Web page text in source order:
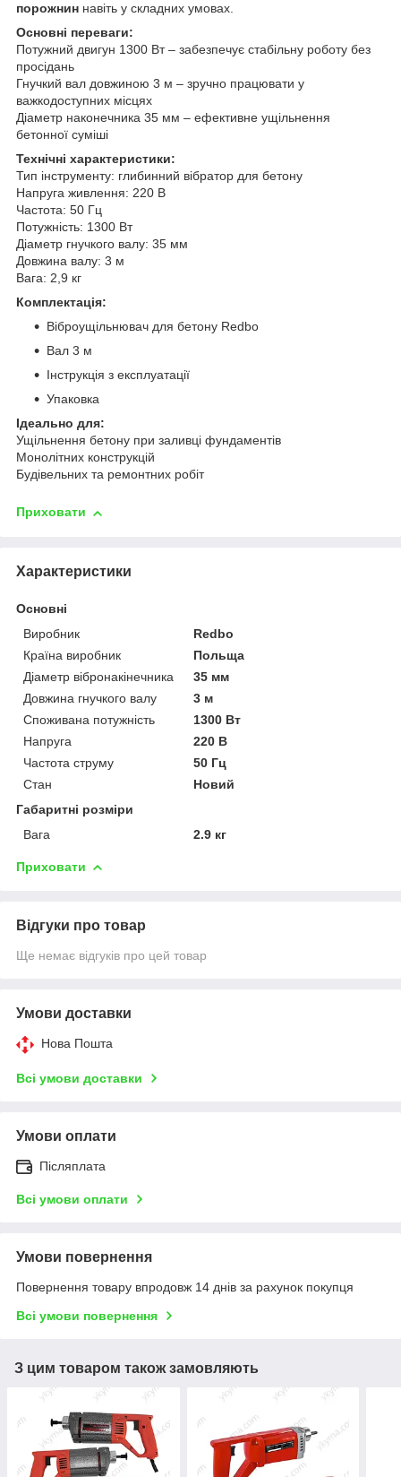
порожнин навіть у складних умовах.
Основні переваги:
Потужний двигун 1300 Вт – забезпечує стабільну роботу без
просідань
Гнучкий вал довжиною 3 м – зручно працювати у
важкодоступних місцях
Діаметр наконечника 35 мм – ефективне ущільнення
бетонної суміші
Технічні характеристики:
Тип інструменту: глибинний вібратор для бетону
Напруга живлення: 220 В
Частота: 50 Гц
Потужність: 1300 Вт
Діаметр гнучкого валу: 35 мм
Довжина валу: 3 м
Вага: 2,9 кг
Комплектація:
Віброущільнювач для бетону Redbo
Вал 3 м
Інструкція з експлуатації
Упаковка
Ідеально для:
Ущільнення бетону при заливці фундаментів
Монолітних конструкцій
Будівельних та ремонтних робіт
Приховати
Характеристики
Основні
Виробник
Redbo
Країна виробник
Польща
Діаметр вібронакінечника
35 мм
Довжина гнучкого валу
3 м
Споживана потужність
1300 Вт
Напруга
220 В
Частота струму
50 Гц
Стан
Новий
Габаритні розміри
Вага
2.9 кг
Приховати
Відгуки про товар
Ще немає відгуків про цей товар
Умови доставки
Нова Пошта
Всі умови доставки
Умови оплати
Післяплата
Всі умови оплати
Умови повернення
Повернення товару впродовж 14 днів за рахунок покупця
Всі умови повернення
З цим товаром також замовляють